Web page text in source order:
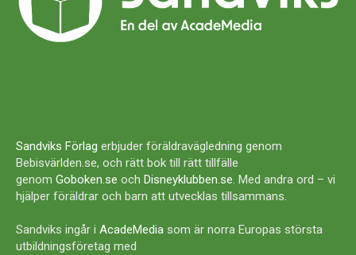
Sandviks Förlag erbjuder föräldravägledning genom
Bebisvärlden.se, och rätt bok till rätt tillfälle
genom Goboken.se och Disneyklubben.se. Med andra ord – vi
hjälper föräldrar och barn att utvecklas tillsammans.
Sandviks ingår i AcadeMedia som är norra Europas största
utbildningsföretag med